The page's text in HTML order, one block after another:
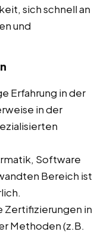
sich schnell an
und
Erfahrung in der
in der
Software
Bereich ist
Zertifizierungen in
Methoden (z.B.